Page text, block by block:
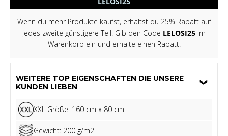
Wenn du mehr Produkte kaufst, erhältst du 25% Rabatt auf
jedes zweite günstigere Teil. Gib den Code LELOSI25 im
Warenkorb ein und erhalte einen Rabatt.
WEITERE TOP EIGENSCHAFTEN DIE UNSERE
KUNDEN LIEBEN
XXL Größe: 160 cm x 80 cm
Gewicht: 200 g/m2